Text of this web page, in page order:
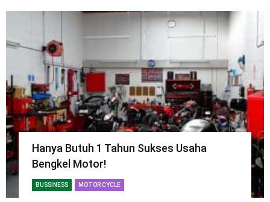
Hanya Butuh 1 Tahun Sukses Usaha
Bengkel Motor!
BUSSINESS MOTOR CYCLE